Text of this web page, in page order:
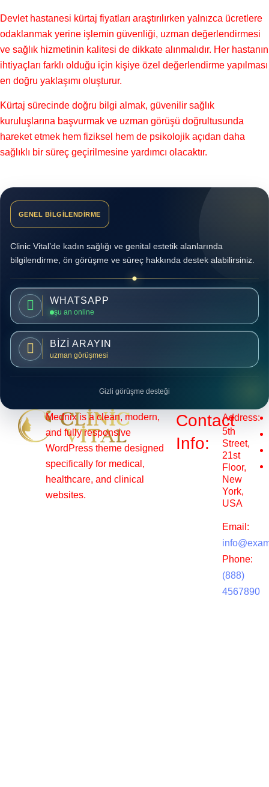
Devlet hastanesi kürtaj fiyatları araştırılırken yalnızca ücretlere
odaklanmak yerine işlemin güvenliği, uzman değerlendirmesi
ve sağlık hizmetinin kalitesi de dikkate alınmalıdır. Her hastanın
ihtiyaçları farklı olduğu için kişiye özel değerlendirme yapılması
en doğru yaklaşımı oluşturur.
Kürtaj sürecinde doğru bilgi almak, güvenilir sağlık
kuruluşlarına başvurmak ve uzman görüşü doğrultusunda
hareket etmek hem fiziksel hem de psikolojik açıdan daha
sağlıklı bir süreç geçirilmesine yardımcı olacaktır.
GENEL BİLGİLENDİRME
Clinic Vital’de kadın sağlığı ve genital estetik alanlarında
bilgilendirme, ön görüşme ve süreç hakkında destek alabilirsiniz.
WHATSAPP
şu an online
BİZİ ARAYIN
uzman görüşmesi
Gizli görüşme desteği
Mednix is a clean, modern,
and fully responsive
WordPress theme designed
specifically for medical,
healthcare, and clinical
websites.
Contact
Info:
Address:
5th
Street,
21st
Floor,
New
York,
USA
Email:
Phone:
(888)
4567890